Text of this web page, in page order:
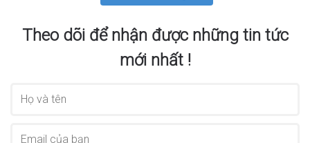
Theo dõi để nhận được những tin tức
mới nhất !